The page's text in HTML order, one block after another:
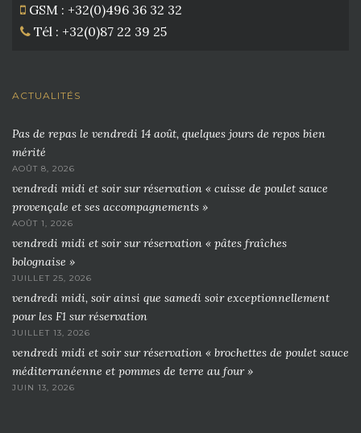
GSM : +32(0)496 36 32 32
Tél : +32(0)87 22 39 25
ACTUALITÉS
Pas de repas le vendredi 14 août, quelques jours de repos bien
mérité
AOÛT 8, 2026
vendredi midi et soir sur réservation « cuisse de poulet sauce
provençale et ses accompagnements »
AOÛT 1, 2026
vendredi midi et soir sur réservation « pâtes fraîches
bolognaise »
JUILLET 25, 2026
vendredi midi, soir ainsi que samedi soir exceptionnellement
pour les F1 sur réservation
JUILLET 13, 2026
vendredi midi et soir sur réservation « brochettes de poulet sauce
méditerranéenne et pommes de terre au four »
JUIN 13, 2026